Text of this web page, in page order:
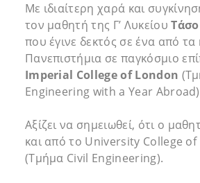
Με ιδιαίτερη χαρά και
τον μαθητή της Γ’ Λυκείου
που έγινε δεκτός σε ένα από
Πανεπιστήμια σε παγκόσμιο
Imperial College of London
Engineering with a Year
Αξίζει να σημειωθεί, ότι ο
και από το University College of
(Τμήμα Civil Engineering).